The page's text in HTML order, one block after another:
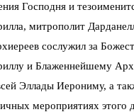
Господня и
митрополит
сослужил за
и Блаженнейшему
Эллады Иерониму, а
мероприятиях этого